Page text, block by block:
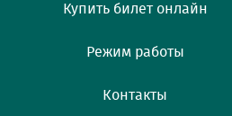
Купить билет онлайн
Режим работы
Контакты